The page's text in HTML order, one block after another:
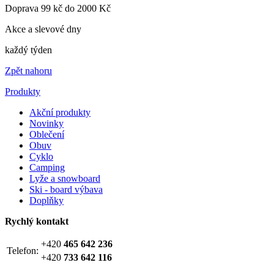
Doprava 99 kč do 2000 Kč
Akce a slevové dny
každý týden
Zpět nahoru
Produkty
Akční produkty
Novinky
Oblečení
Obuv
Cyklo
Camping
Lyže a snowboard
Ski - board výbava
Doplňky
Rychlý kontakt
Telefon:
+420 465 642 236
+420 733 642 116